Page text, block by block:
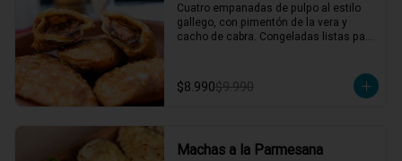
Cuatro empanadas de pulpo al estilo
gallego, con pimentón de la vera y
cacho de cabra. Congeladas listas para
$8.990$9.990
Machas a la Parmesana